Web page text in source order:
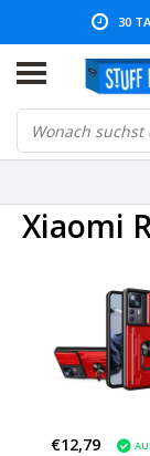
30
Xiaomi
€12,79